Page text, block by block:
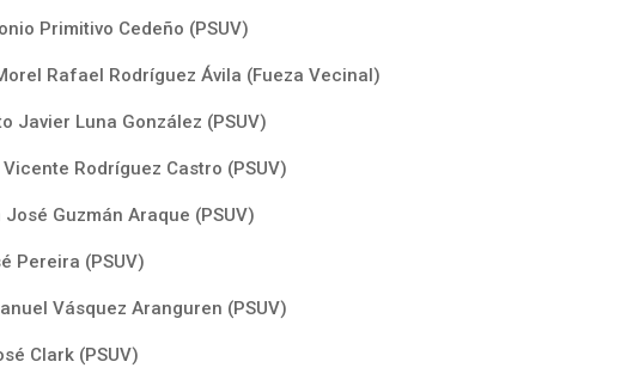
Primitivo Cedeño (PSUV)
Rafael Rodríguez Ávila (Fueza Vecinal)
Javier Luna González (PSUV)
Rodríguez Castro (PSUV)
Guzmán Araque (PSUV)
Pereira (PSUV)
Vásquez Aranguren (PSUV)
Clark (PSUV)